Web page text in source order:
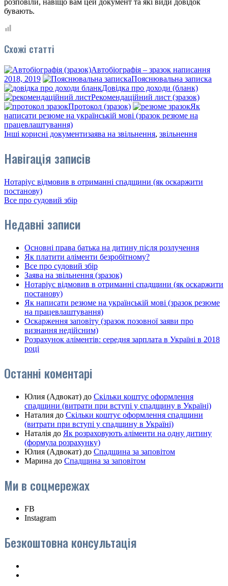
розповіли, навіщо вам цей документ та які види довідок
бувають.
Схожі статті
Автобіографія – зразок написання
2018, 2019
Пояснювальна записка
Довідка про доходи (бланк)
Рекомендаційний лист (зразок)
Протокол (зразок)
Як
написати резюме на українській мові (зразок резюме на
працевлаштування)
Інші корисні документизаява на звільнення, звільнення
Навігація записів
Нотаріус відмовив в отриманні спадщини (як оскаржити
постанову)
Все про судовий збір
Недавні записи
Основні права батька на дитину після розлучення
Як платити аліменти безробітному?
Все про судовий збір
Заява на звільнення (зразок)
Нотаріус відмовив в отриманні спадщини (як оскаржити
постанову)
Як написати резюме на українській мові (зразок резюме
на працевлаштування)
Оскарження заповіту (зразок позовної заяви про
визнання недійсним)
Розрахунок аліментів: середня зарплата в Україні в 2018
році
Останні коментарі
Юлия (Адвокат) до Скільки коштує оформлення
спадщини (витрати при вступі у спадщину в Україні)
Наталия до Скільки коштує оформлення спадщини
(витрати при вступі у спадщину в Україні)
Наталія до Як розраховують аліменти на одну дитину
(формула розрахунку)
Юлия (Адвокат) до Спадщина за заповітом
Марина до Спадщина за заповітом
Ми в соцмережах
FB
Instagram
Безкоштовна консультація